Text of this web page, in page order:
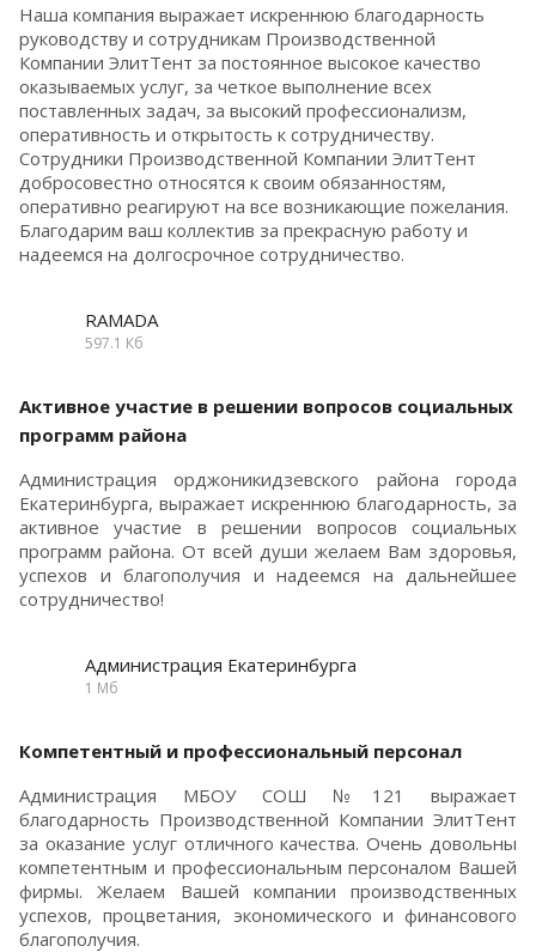
Наша компания выражает искреннюю благодарность
руководству и сотрудникам Производственной
Компании ЭлитТент за постоянное высокое качество
оказываемых услуг, за четкое выполнение всех
поставленных задач, за высокий профессионализм,
оперативность и открытость к сотрудничеству.
Сотрудники Производственной Компании ЭлитТент
добросовестно относятся к своим обязанностям,
оперативно реагируют на все возникающие пожелания.
Благодарим ваш коллектив за прекрасную работу и
надеемся на долгосрочное сотрудничество.
RAMADA
597.1 Кб
Активное участие в решении вопросов социальных
программ района
Администрация орджоникидзевского района города
Екатеринбурга, выражает искреннюю благодарность, за
активное участие в решении вопросов социальных
программ района. От всей души желаем Вам здоровья,
успехов и благополучия и надеемся на дальнейшее
сотрудничество!
Администрация Екатеринбурга
1 Мб
Компетентный и профессиональный персонал
Администрация МБОУ СОШ №121 выражает
благодарность Производственной Компании ЭлитТент
за оказание услуг отличного качества. Очень довольны
компетентным и профессиональным персоналом Вашей
фирмы. Желаем Вашей компании производственных
успехов, процветания, экономического и финансового
благополучия.